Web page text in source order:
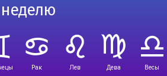
неделю
Рак Лев Дева Весы